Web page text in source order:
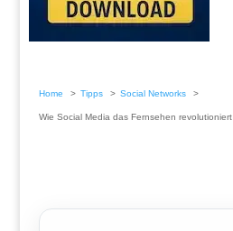
Home Tipps Social Networks
Wie Social Media das Fernsehen revolutioniert